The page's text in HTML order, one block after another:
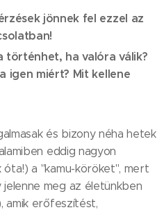
jönnek fel ezzel az
történhet, ha valóra válik?
igen miért? Mit kellene
és bizony néha hetek
eddig nagyon
a "kamu-köröket", mert
meg az életünkben
amik erőfeszítést,